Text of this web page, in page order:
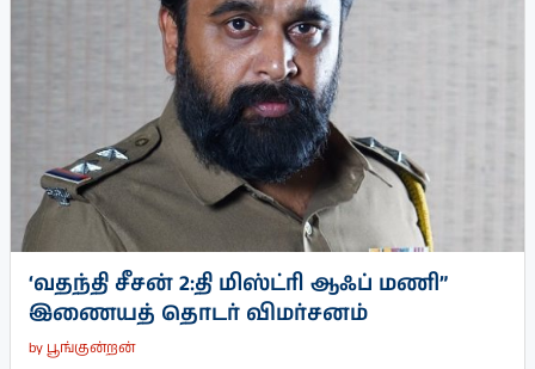
‘வதந்தி சீசன் 2:தி மிஸ்ட்ரி ஆஃப் மணி”
இணையத் தொடர் விமர்சனம்
by பூங்குன்றன்